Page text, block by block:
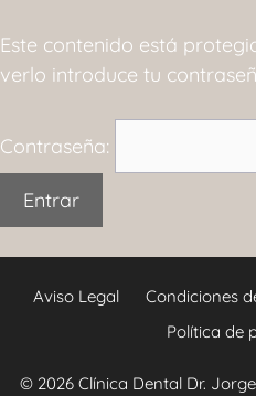
Este contenido está
verlo introduce tu
Contraseña:
Aviso Legal Condiciones
Política de
© 2026 Clínica Dental Dr.